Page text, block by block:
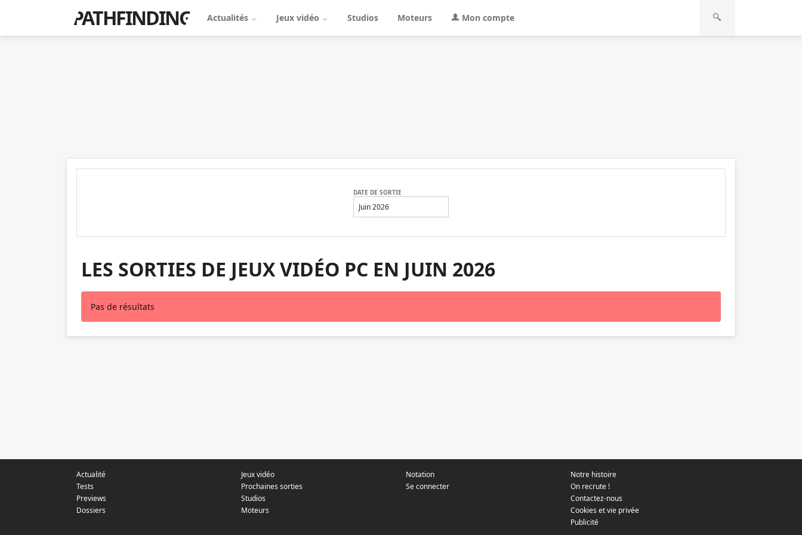
PATHFINDING Actualités Jeux vidéo Studios Moteurs Mon compte
DATE DE SORTIE
Juin 2026
LES SORTIES DE JEUX VIDÉO PC EN JUIN 2026
Pas de résultats
Actualité
Tests
Previews
Dossiers
Jeux vidéo
Prochaines sorties
Studios
Moteurs
Notation
Se connecter
Notre histoire
On recrute !
Contactez-nous
Cookies et vie privée
Publicité